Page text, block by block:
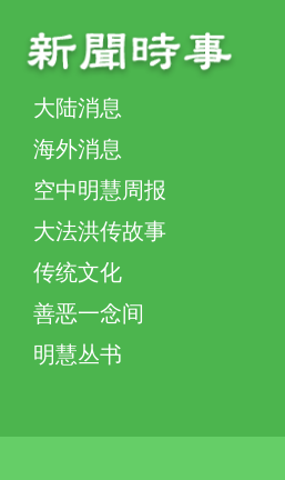
大陆消息
海外消息
空中明慧周报
大法洪传故事
传统文化
善恶一念间
明慧丛书